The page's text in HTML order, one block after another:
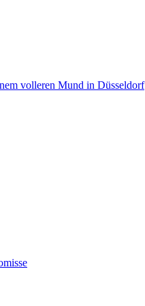
volleren Mund in Düsseldorf